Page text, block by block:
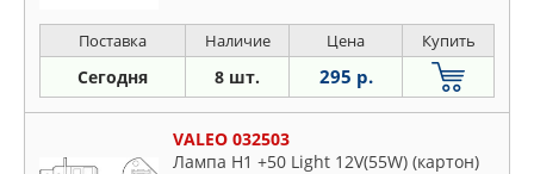
Поставка Наличие Цена Купить
Сегодня 8 шт. 295 р.
VALEO 032503
Лампа H1 +50 Light 12V(55W) (картон)